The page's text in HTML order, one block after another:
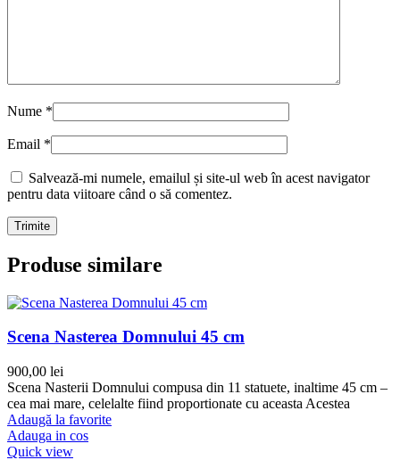
Nume *
Email *
Salvează-mi numele, emailul și site-ul web în acest navigator
pentru data viitoare când o să comentez.
Produse similare
Scena Nasterea Domnului 45 cm
900,00 lei
Scena Nasterii Domnului compusa din 11 statuete, inaltime 45 cm –
cea mai mare, celelalte fiind proportionate cu aceasta Acestea
Adaugă la favorite
Adauga in cos
Quick view